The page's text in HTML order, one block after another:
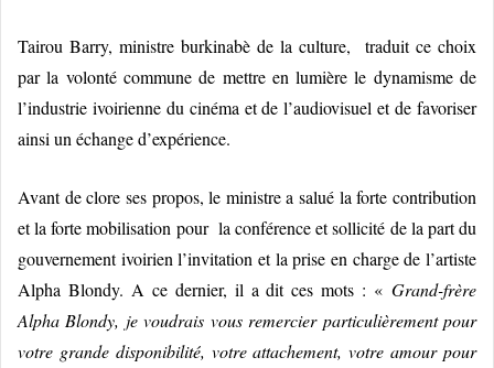
Tairou Barry, ministre burkinabè de la culture, traduit ce choix
par la volonté commune de mettre en lumière le dynamisme de
l’industrie ivoirienne du cinéma et de l’audiovisuel et de favoriser
ainsi un échange d’expérience.
Avant de clore ses propos, le ministre a salué la forte contribution
et la forte mobilisation pour la conférence et sollicité de la part du
gouvernement ivoirien l’invitation et la prise en charge de l’artiste
Alpha Blondy. A ce dernier, il a dit ces mots : « Grand-frère
Alpha Blondy, je voudrais vous remercier particulièrement pour
votre grande disponibilité, votre attachement, votre amour pour